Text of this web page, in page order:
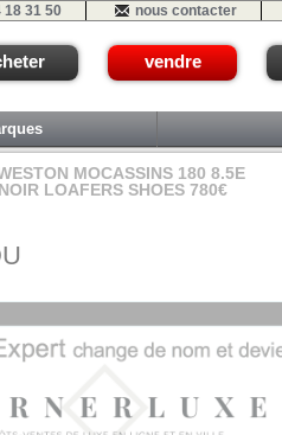
18 31 50 nous contacter
vendre
MOCASSINS 180 8.5E
LOAFERS SHOES 780€